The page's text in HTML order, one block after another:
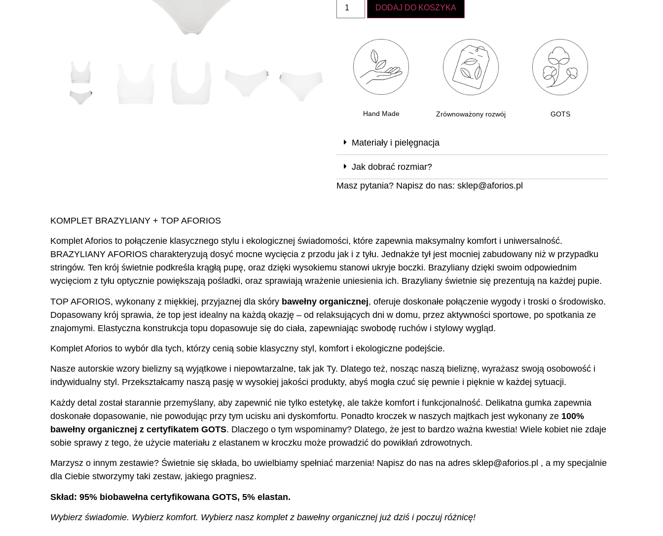
DODAJ DO KOSZYKA
Hand Made Zrównoważony rozwój GOTS
Materiały i pielęgnacja
Jak dobrać rozmiar?
Masz pytania? Napisz do nas: sklep@aforios.pl
KOMPLET BRAZYLIANY + TOP AFORIOS
Komplet Aforios to połączenie klasycznego stylu i ekologicznej świadomości, które zapewnia maksymalny komfort i uniwersalność.
BRAZYLIANY AFORIOS charakteryzują dosyć mocne wycięcia z przodu jak i z tyłu. Jednakże tył jest mocniej zabudowany niż w przypadku
stringów. Ten krój świetnie podkreśla krągłą pupę, oraz dzięki wysokiemu stanowi ukryje boczki. Brazyliany dzięki swoim odpowiednim
wycięciom z tyłu optycznie powiększają pośladki, oraz sprawiają wrażenie uniesienia ich. Brazyliany świetnie się prezentują na każdej pupie.
TOP AFORIOS, wykonany z miękkiej, przyjaznej dla skóry bawełny organicznej, oferuje doskonałe połączenie wygody i troski o środowisko.
Dopasowany krój sprawia, że top jest idealny na każdą okazję – od relaksujących dni w domu, przez aktywności sportowe, po spotkania ze
znajomymi. Elastyczna konstrukcja topu dopasowuje się do ciała, zapewniając swobodę ruchów i stylowy wygląd.
Komplet Aforios to wybór dla tych, którzy cenią sobie klasyczny styl, komfort i ekologiczne podejście.
Nasze autorskie wzory bielizny są wyjątkowe i niepowtarzalne, tak jak Ty. Dlatego też, nosząc naszą bieliznę, wyrażasz swoją osobowość i
indywidualny styl. Przekształcamy naszą pasję w wysokiej jakości produkty, abyś mogła czuć się pewnie i pięknie w każdej sytuacji.
Każdy detal został starannie przemyślany, aby zapewnić nie tylko estetykę, ale także komfort i funkcjonalność. Delikatna gumka zapewnia
doskonałe dopasowanie, nie powodując przy tym ucisku ani dyskomfortu. Ponadto kroczek w naszych majtkach jest wykonany ze 100%
bawełny organicznej z certyfikatem GOTS. Dlaczego o tym wspominamy? Dlatego, że jest to bardzo ważna kwestia! Wiele kobiet nie zdaje
sobie sprawy z tego, że użycie materiału z elastanem w kroczku może prowadzić do powikłań zdrowotnych.
Marzysz o innym zestawie? Świetnie się składa, bo uwielbiamy spełniać marzenia! Napisz do nas na adres sklep@aforios.pl , a my specjalnie
dla Ciebie stworzymy taki zestaw, jakiego pragniesz.
Skład: 95% biobawełna certyfikowana GOTS, 5% elastan.
Wybierz świadomie. Wybierz komfort. Wybierz nasz komplet z bawełny organicznej już dziś i poczuj różnicę!